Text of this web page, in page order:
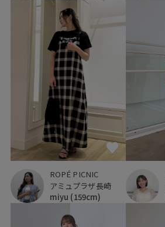
ROPÉ PICNIC
アミュプラザ長崎
miyu (159cm)